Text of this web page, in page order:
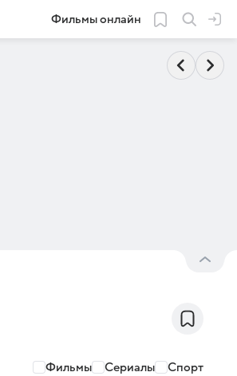
Фильмы онлайн
Фильмы Сериалы Спорт